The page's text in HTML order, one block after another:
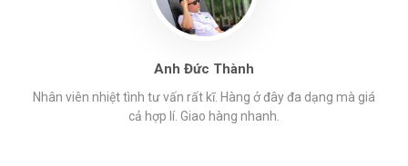
Anh Đức Thành
Nhân viên nhiệt tình tư vấn rất kĩ. Hàng ở đây đa dạng mà giá
cả hợp lí. Giao hàng nhanh.